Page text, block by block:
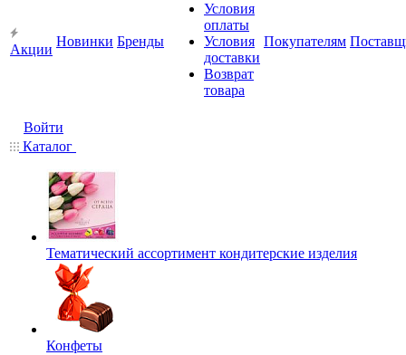
Акции
Новинки Бренды
Условия
оплаты
Условия
доставки
Возврат
товара
Покупателям
Войти
Каталог
Тематический ассортимент кондитерские изделия
Конфеты